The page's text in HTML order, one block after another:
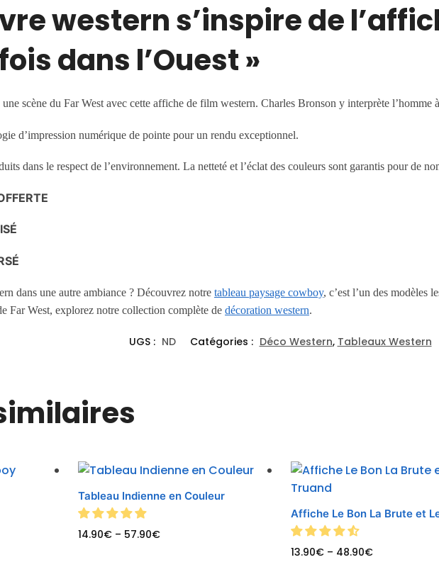
western s’inspire de
dans l’Ouest »
scène du Far West avec cette affiche de film western. Charles Bronson y interprète l’homme
d’impression numérique de pointe pour un rendu exceptionnel.
dans le respect de l’environnement. La netteté et l’éclat des couleurs sont garantis pour de
dans une autre ambiance ? Découvrez notretableau paysage cowboy, c’est l’un des modèles
Far West, explorez notre collection complète dedécoration western.
UGS : ND Catégories : Déco Western, Tableaux Western
Tableau Indienne en Couleur
14.90€ – 57.90€
Affiche Le Bon La Brute et
13.90€– 48.90€